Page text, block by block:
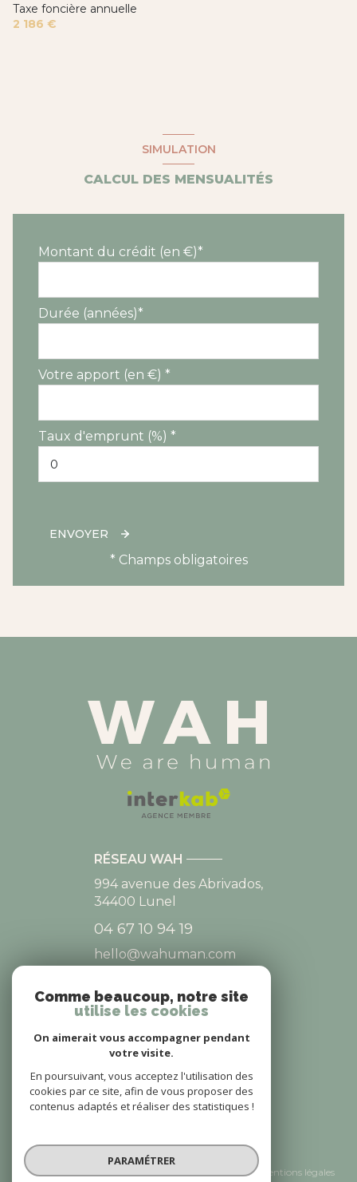
Taxe foncière annuelle
2 186 €
SIMULATION
CALCUL DES MENSUALITÉS
Montant du crédit (en €)*
Durée (années)*
Votre apport (en €) *
Taux d'emprunt (%) *
ENVOYER
* Champs obligatoires
RÉSEAU WAH
994 avenue des Abrivados,
34400 Lunel
04 67 10 94 19
hello@wahuman.com
NOS RÉSEAUX
NOUS SUIVRE
Nos honoraires
Nos partenaires
Mentions légales
Comme beaucoup, notre site
utilise les cookies
On aimerait vous accompagner pendant
votre visite.
En poursuivant, vous acceptez l'utilisation des
cookies par ce site, afin de vous proposer des
contenus adaptés et réaliser des statistiques !
PARAMÉTRER